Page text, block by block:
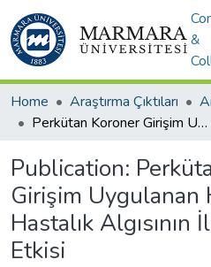
&
Home Araştırma Çıktıları
Perkütan Koroner Girişim Uygulanan Hastalarda Hastalık Algısının İlaç Uyumuna Etkisi
Publication:
Girişim Uygulanan
Hastalık Algısının
Etkisi